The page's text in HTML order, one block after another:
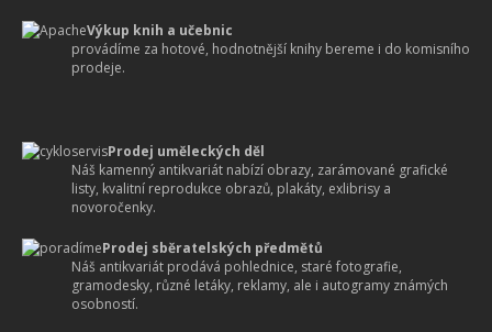
Výkup knih a učebnic
provádíme za hotové, hodnotnější knihy bereme i do komisního
prodeje.
Prodej uměleckých děl
Náš kamenný antikvariát nabízí obrazy, zarámované grafické
listy, kvalitní reprodukce obrazů, plakáty, exlibrisy a
novoročenky.
Prodej sběratelských předmětů
Náš antikvariát prodává pohlednice, staré fotografie,
gramodesky, různé letáky, reklamy, ale i autogramy známých
osobností.